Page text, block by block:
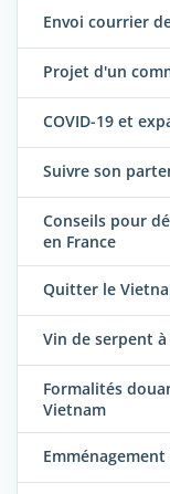
Envoi courrier
Projet d'un
COVID-19 et
Suivre son
Conseils pour
en France
Quitter le
Vin de serpent
Formalités
Vietnam